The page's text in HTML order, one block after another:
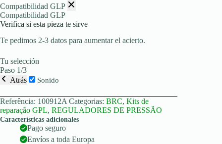
Compatibilidad GLP
Compatibilidad GLP
Verifica si esta pieza te sirve
Te pedimos 2-3 datos para aumentar el acierto.
Tu selección
Paso 1/3
Atrás
Sonido
Referência: 100912A Categorias: BRC, Kits de
reparação GPL, REGULADORES DE PRESSÃO
Características adicionales
Pago seguro
Envíos a toda Europa